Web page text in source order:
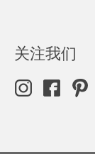
关注我们